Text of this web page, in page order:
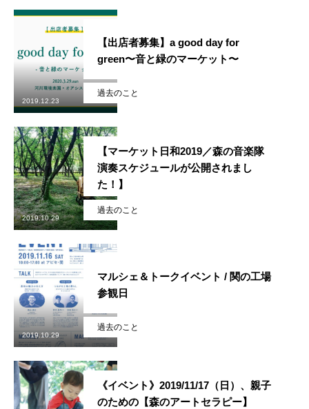
かかみがはら暮らし委員会とは？
メンバー図鑑
活動内容
寄り合い
会社概要
お問い合わせ
過去のこと
【出店者募集】a good day for
green〜音と緑のマーケット〜
2019.12.23
過去のこと
【マーケット日和2019／森の音楽隊
演奏スケジュールが公開されまし
た！】
2019.10.29
過去のこと
マルシェ＆トークイベント / 関の工場
参観日
2019.10.29
《イベント》2019/11/17（日）、親子
のための【森のアートセラピー】